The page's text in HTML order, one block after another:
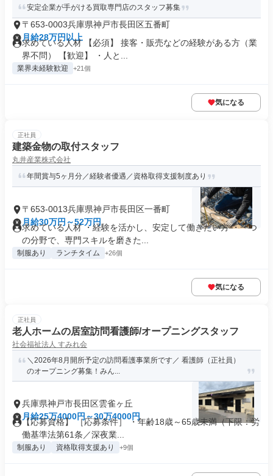
安定企業が手がける買取専門店のスタッフ募集
〒653-0003兵庫県神戸市長田区五番町
月給28万円以上
求めている人材 【必須】 接客・販売などの経験がある方（業
界不問） 【歓迎】 ・人と...
業界未経験歓迎 +21個
気になる
正社員
建築金物の取付スタッフ
丸井産業株式会社
年間賞与5ヶ月分／経験者優遇／資格取得支援制度あり
〒653-0013兵庫県神戸市長田区一番町
月給30万円～52万円
求めている人材 ・経験を活かし、安定して働きたい方 ・一つ
の分野で、専門スキルを磨きた...
制服あり ランチタイム +26個
気になる
正社員
老人ホームの居室訪問看護師/オープニングスタッフ
社会福祉法人 すみれ会
＼2026年8月開所予定の訪問看護事業所です／ 看護師（正社員）
のオープニング募集！みん...
兵庫県神戸市長田区雲雀ヶ丘
月給25万4000円～30万4000円
【応募資格】 ［応募条件］ ・年齢18歳～65歳未満（下限：労
働基準法第61条／深夜業...
制服あり 資格取得支援あり +9個